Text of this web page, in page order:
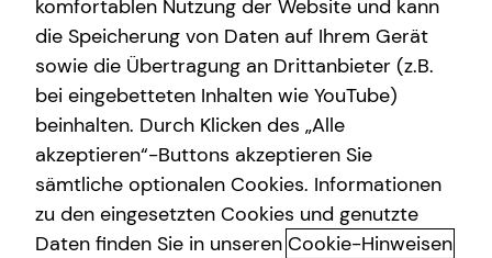
Lukas Schemmer
Spezialist für Immobilienfinanzierungen
in Rhede und Umgebung
komfortablen Nutzung der Website und kann
die Speicherung von Daten auf Ihrem Gerät
sowie die Übertragung an Drittanbieter (z.B.
bei eingebetteten Inhalten wie YouTube)
beinhalten. Durch Klicken des „Alle
akzeptieren“-Buttons akzeptieren Sie
sämtliche optionalen Cookies. Informationen
zu den eingesetzten Cookies und genutzte
Daten finden Sie in unseren Cookie-Hinweisen